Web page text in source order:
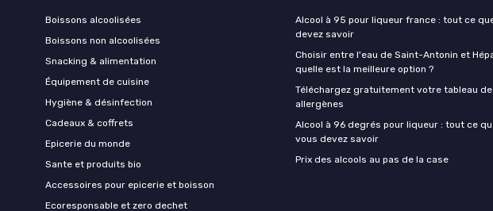
Boissons alcoolisées
Boissons non alcoolisées
Snacking & alimentation
Équipement de cuisine
Hygiène & désinfection
Cadeaux & coffrets
Epicerie du monde
Sante et produits bio
Accessoires pour epicerie et boisson
Ecoresponsable et zero dechet
Alcool à 95 pour liqueur france : tout ce
devez savoir
Choisir entre l'eau de Saint-Antonin et
quelle est la meilleure option ?
Téléchargez gratuitement votre tableau
allergènes
Alcool à 96 degrés pour liqueur : tout ce
vous devez savoir
Prix des alcools au pas de la case